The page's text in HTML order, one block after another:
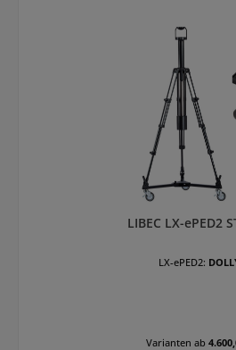
LIBEC LX-ePED2
LX-ePED2:
Varianten ab